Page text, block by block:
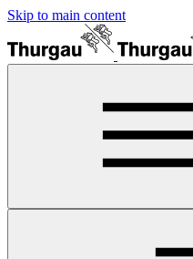
Skip to main content